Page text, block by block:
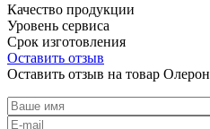
Качество продукции
Уровень сервиса
Срок изготовления
Оставить отзыв
Оставить отзыв на товар Олерон